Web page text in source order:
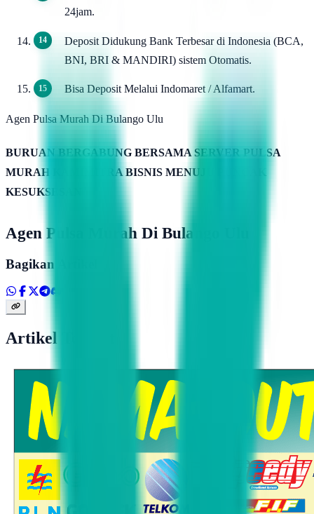
24jam.
Deposit Didukung Bank Terbesar di Indonesia (BCA,
BNI, BRI & MANDIRI) sistem Otomatis.
Bisa Deposit Melalui Indomaret / Alfamart.
Agen Pulsa Murah Di Bulango Ulu
BURUAN BERGABUNG BERSAMA SERVER PULSA
MURAH KAMIMITRA BISNIS MENUJU PUNCAK
KESUKSESAN
Agen Pulsa Murah Di Bulango Ulu
Bagikan Artikel
Artikel Terkait